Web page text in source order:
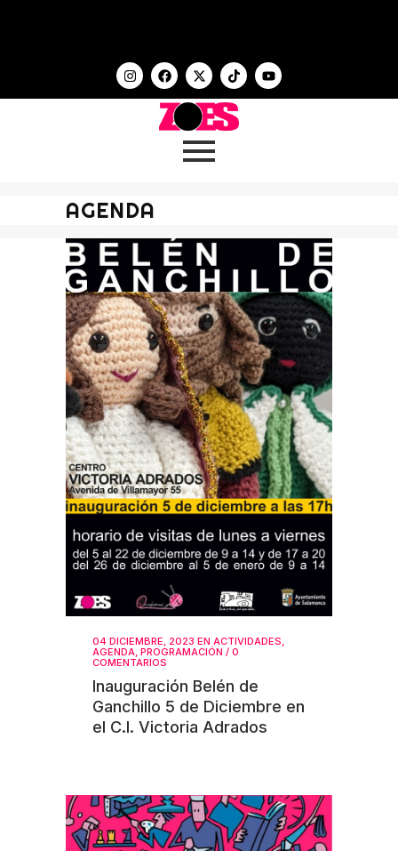
AGENDA
04 DICIEMBRE, 2023 EN ACTIVIDADES
AGENDA PROGRAMACIÓN / 0
COMENTARIOS
Inauguración Belén de
Ganchillo 5 de Diciembre en
el C.I. Victoria Adrados